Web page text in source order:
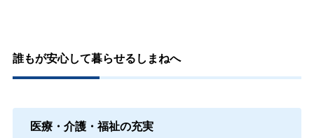
誰もが安心して暮らせるしまねへ
医療・介護・福祉の充実